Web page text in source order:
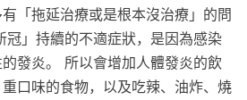
「拖延治療或是根本沒治療」的問
冠」持續的不適症狀，是因為感染
發炎。 所以會增加人體發炎的飲
口味的食物，以及吃辣、油炸、燒